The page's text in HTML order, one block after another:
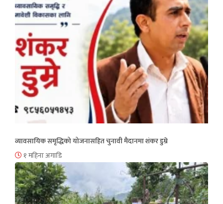
व्यावसायिक समृद्धिको योजनासहित चुनावी मैदानमा शंकर डुम्रे
१ महिना अगाडि